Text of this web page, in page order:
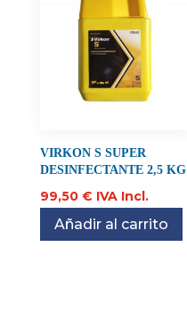
VIRKON S SUPER
DESINFECTANTE 2,5 KG
99,50 € IVA Incl.
Añadir al carrito